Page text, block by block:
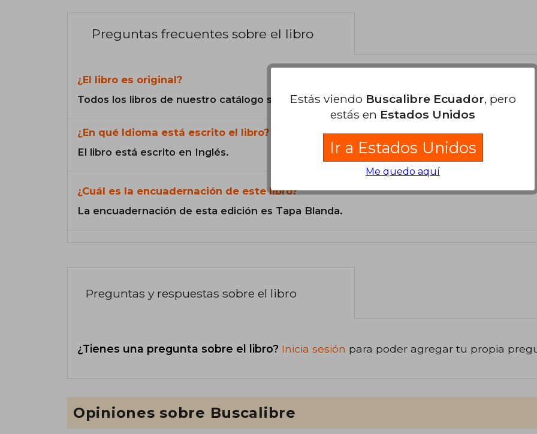
Preguntas frecuentes sobre el libro
¿El libro es original?
Todos los libros de nuestro catálogo son Originales.
¿En qué Idioma está escrito el libro?
El libro está escrito en Inglés.
¿Cuál es la encuadernación de este libro?
La encuadernación de esta edición es Tapa Blanda.
Preguntas y respuestas sobre el libro
¿Tienes una pregunta sobre el libro? Inicia sesión para poder agregar tu propia
Opiniones sobre Buscalibre
Estás viendo Buscalibre Ecuador, pero
estás en Estados Unidos
Ir a Estados Unidos
Me quedo aquí